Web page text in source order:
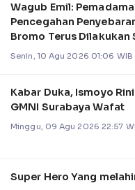
Wagub Emil:
Pencegahan
Bromo Terus
Senin, 10 Agu 2026 01:06 WIB
Kabar Duka, Ismoyo
GMNI Surabaya Wafat
Minggu, 09 Agu 2026 22:57
Super Hero Yang